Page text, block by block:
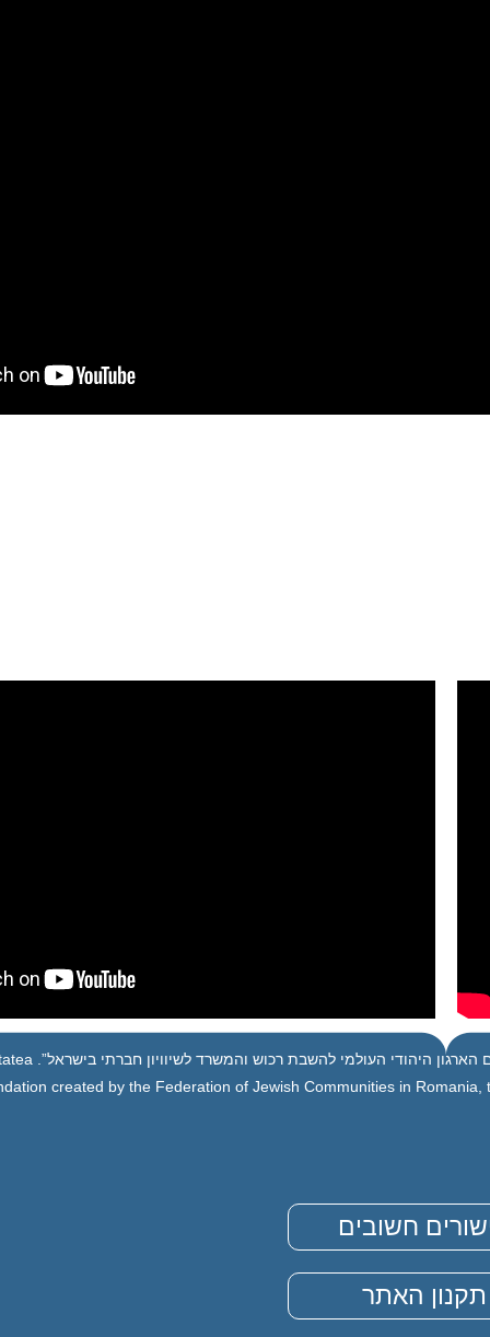
היהודי העולמי להשבת רכוש והמשרד לשיוויון חברתי בישראל”.
created by the Federation of Jewish Communities in
חשובים
תקנון האתר